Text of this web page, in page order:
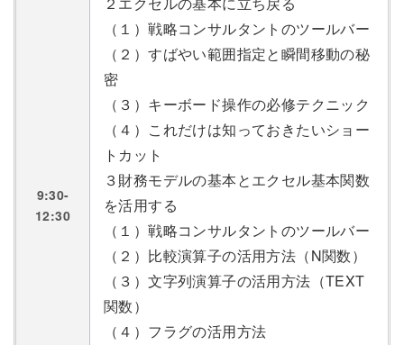
9:30-
12:30
（１）戦略コンサルタントのツールバー
（２）すばやい範囲指定と瞬間移動の秘
密
（３）キーボード操作の必修テクニック
（４）これだけは知っておきたいショー
トカット
３財務モデルの基本とエクセル基本関数
を活用する
（１）戦略コンサルタントのツールバー
（２）比較演算子の活用方法（N関数）
（３）文字列演算子の活用方法（TEXT
関数）
（４）フラグの活用方法